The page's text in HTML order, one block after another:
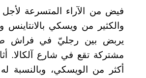
فيض من الآراء المتسرعة لأجل
والكثير من ويسكي بالانتاينس
يربض بين رجليّ في فراش
مشتركة تقع في شارع آلكالا.
أكثر من الويسكي، وبالنسبة